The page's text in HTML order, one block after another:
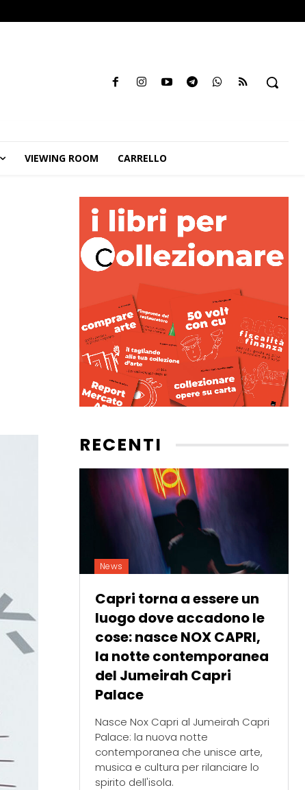
VIEWING ROOM CARRELLO
RECENTI
News
Capri torna a essere un
luogo dove accadono le
cose: nasce NOX CAPRI,
la notte contemporanea
del Jumeirah Capri
Palace
Nasce Nox Capri al Jumeirah Capri
Palace: la nuova notte
contemporanea che unisce arte,
musica e cultura per rilanciare lo
spirito dell'isola.